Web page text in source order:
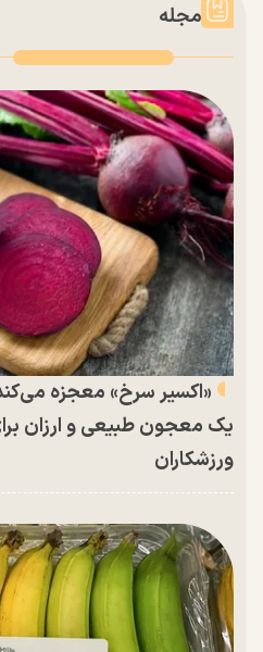
مجله
«اکسیر سرخ» معجزه
یک معجون طبیعی و ارزان
ورزشکاران